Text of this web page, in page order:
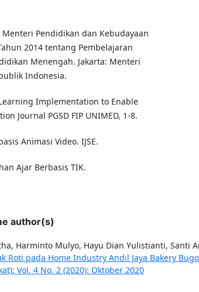
Pendidikan dan Kebudayaan
2014 tentang Pembelajaran
Menengah. Jakarta: Menteri
Indonesia.
Implementation to Enable
Journal PGSD FIP UNIMED, 1-8.
Animasi Video. IJSE.
Ajar Berbasis TIK.
author(s)
Harminto Mulyo, Hayu Dian Yulistianti, Santi
Roti pada Home Industry Andil Jaya Bakery
Vol. 4 No. 2 (2020): Oktober 2020